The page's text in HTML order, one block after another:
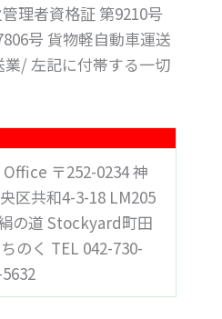
理者資格証 第9210号
号 貨物軽自動車運送
/ 左記に付帯する一切
〒252-0234 神
区共和4-3-18 LM205
の道 Stockyard町田
のく TEL 042-730-